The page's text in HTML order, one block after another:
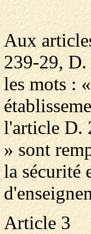
Aux
239-29, D.
les mots :
l'article D.
» sont
la sécurité
Article 3